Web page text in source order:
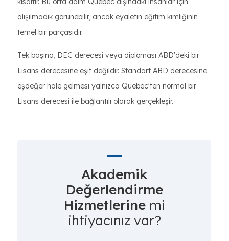
alışılmadık görünebilir, ancak eyaletin eğitim kimliğinin
temel bir parçasıdır.
Tek başına, DEC derecesi veya diploması ABD'deki bir
Lisans derecesine eşit değildir. Standart ABD derecesine
eşdeğer hale gelmesi yalnızca Quebec'ten normal bir
Lisans derecesi ile bağlantılı olarak gerçekleşir.
Akademik
Değerlendirme
Hizmetlerinemi
ihtiyacınız var?